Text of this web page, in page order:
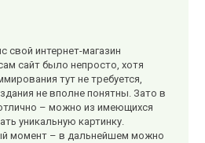
свой интернет-магазин
сайт было непросто, хотя
тут не требуется,
не вполне понятны. Зато в
– можно из имеющихся
уникальную картинку.
момент – в дальнейшем можно